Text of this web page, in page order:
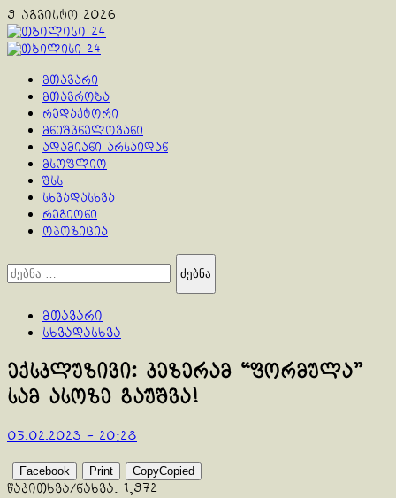
Skip
to
content
9 აგვისტო 2026
Primary
მთავარი
მთავრობა
რედაქტორი
მნიშვნელოვანი
ადამიანი არსაიდან
მსოფლიო
შსს
სხვადასხვა
რეგიონი
ოპოზიცია
ძებნა:
მთავარი
სხვადასხვა
ექსკლუზივი: კეზერამ “ფორმულა”
სამ ასოზე გაუშვა!
05.02.2023 - 20:28
Facebook Print CopyCopied
წაკითხვა/ნახვა: 1,972